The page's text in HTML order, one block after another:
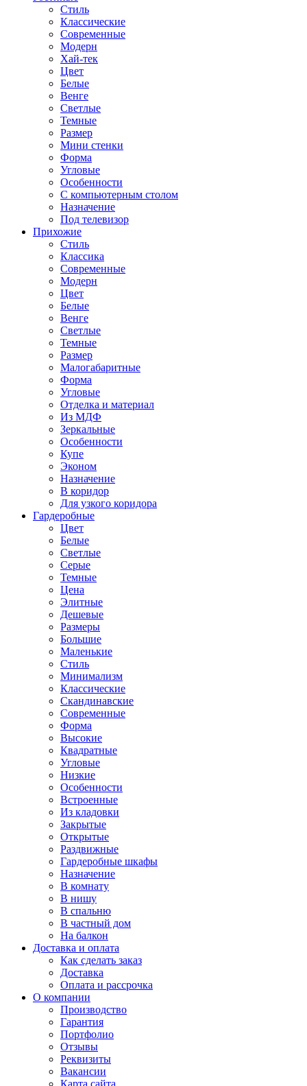
Стиль
Классические
Современные
Модерн
Хай-тек
Цвет
Белые
Венге
Светлые
Темные
Размер
Мини стенки
Форма
Угловые
Особенности
С компьютерным столом
Назначение
Под телевизор
Прихожие
Стиль
Классика
Современные
Модерн
Цвет
Белые
Венге
Светлые
Темные
Размер
Малогабаритные
Форма
Угловые
Отделка и материал
Из МДФ
Зеркальные
Особенности
Купе
Эконом
Назначение
В коридор
Для узкого коридора
Гардеробные
Цвет
Белые
Светлые
Серые
Темные
Цена
Элитные
Дешевые
Размеры
Большие
Маленькие
Стиль
Минимализм
Классические
Скандинавские
Современные
Форма
Высокие
Квадратные
Угловые
Низкие
Особенности
Встроенные
Из кладовки
Закрытые
Открытые
Раздвижные
Гардеробные шкафы
Назначение
В комнату
В нишу
В спальню
В частный дом
На балкон
Доставка и оплата
Как сделать заказ
Доставка
Оплата и рассрочка
О компании
Производство
Гарантия
Портфолио
Отзывы
Реквизиты
Вакансии
Карта сайта